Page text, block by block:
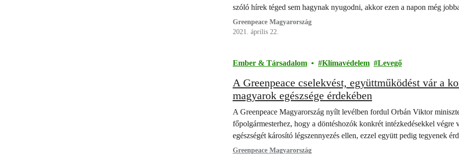
szóló hírek téged sem hagynak nyugodni, akkor ezen a napon még
Greenpeace Magyarország
2021. április 22.
Ember & Társadalom Klímavédelem Levegő
A Greenpeace cselekvést, együttműködést vár a
magyarok egészsége érdekében
A Greenpeace Magyarország nyílt levélben fordul Orbán Viktor
főpolgármesterhez, hogy a döntéshozók konkrét intézkedésekkel
egészségét károsító légszennyezés ellen, ezzel együtt pedig tegyenek
megfogalmazott célok teljesüléséért.
Greenpeace Magyarország